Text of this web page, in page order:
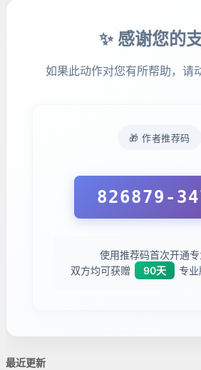
✨ 感谢您的
如果此动作对您有所帮助，请
🎁 作者推荐码
826879-
使用推荐码首次开通
双方均可获赠
90天 专
最近更新